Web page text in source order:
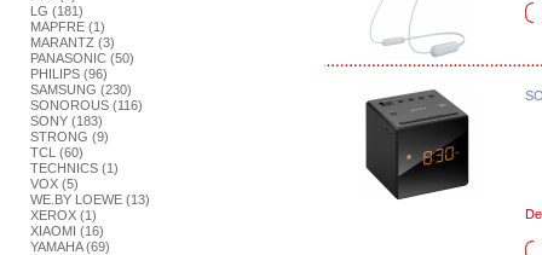
LG (181)
MAPFRE (1)
MARANTZ (3)
PANASONIC (50)
PHILIPS (96)
SAMSUNG (230)
SONOROUS (116)
SONY (183)
STRONG (9)
TCL (60)
TECHNICS (1)
VOX (5)
WE.BY LOEWE (13)
XEROX (1)
XIAOMI (16)
YAMAHA (69)